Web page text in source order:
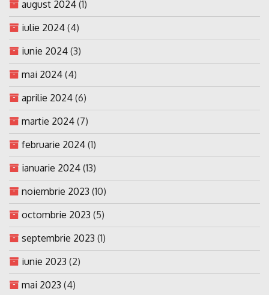
august 2024 (1)
iulie 2024 (4)
iunie 2024 (3)
mai 2024 (4)
aprilie 2024 (6)
martie 2024 (7)
februarie 2024 (1)
ianuarie 2024 (13)
noiembrie 2023 (10)
octombrie 2023 (5)
septembrie 2023 (1)
iunie 2023 (2)
mai 2023 (4)